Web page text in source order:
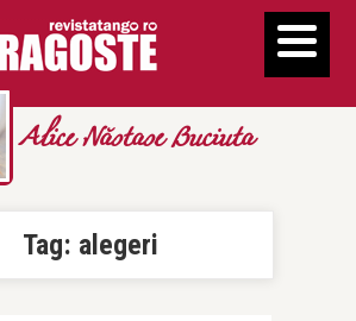
Alice Năstase Buciuta
Tag: alegeri